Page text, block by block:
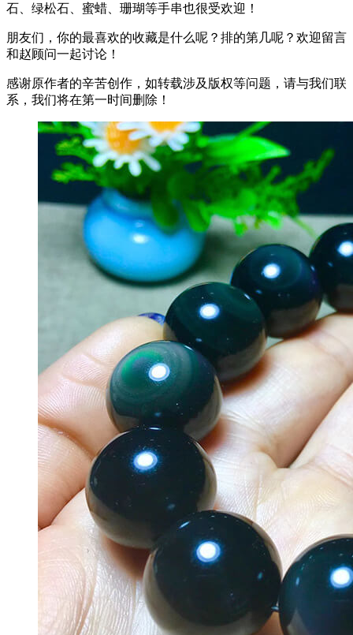
石、绿松石、蜜蜡、珊瑚等手串也很受欢迎！
朋友们，你的最喜欢的收藏是什么呢？排的第几呢？欢迎留言
和赵顾问一起讨论！
感谢原作者的辛苦创作，如转载涉及版权等问题，请与我们联
系，我们将在第一时间删除！